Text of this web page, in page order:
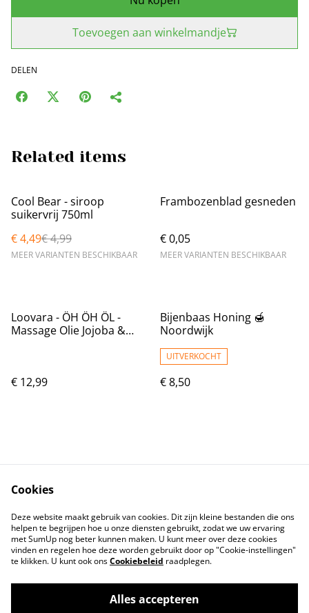
Toevoegen aan winkelmandje
DELEN
Related items
%
Cool Bear - siroop
suikervrij 750ml
€ 4,49€ 4,99
MEER VARIANTEN BESCHIKBAAR
Frambozenblad gesneden
€ 0,05
MEER VARIANTEN BESCHIKBAAR
Loovara - ÖH ÖH ÖL -
Massage Olie Jojoba &
€ 12,99
Bijenbaas Honing 🍯
Noordwijk
UITVERKOCHT
€ 8,50
Contact
Voorwaarden
Privacybeleid
Cookiebeleid
Cookies
Deze website maakt gebruik van cookies. Dit zijn kleine bestanden die ons
helpen te begrijpen hoe u onze diensten gebruikt, zodat we uw ervaring
met SumUp nog beter kunnen maken. U kunt meer over deze cookies
vinden en regelen hoe deze worden gebruikt door op "Cookie-instellingen"
te klikken. U kunt ook onsCookiebeleid raadplegen.
Alles accepteren